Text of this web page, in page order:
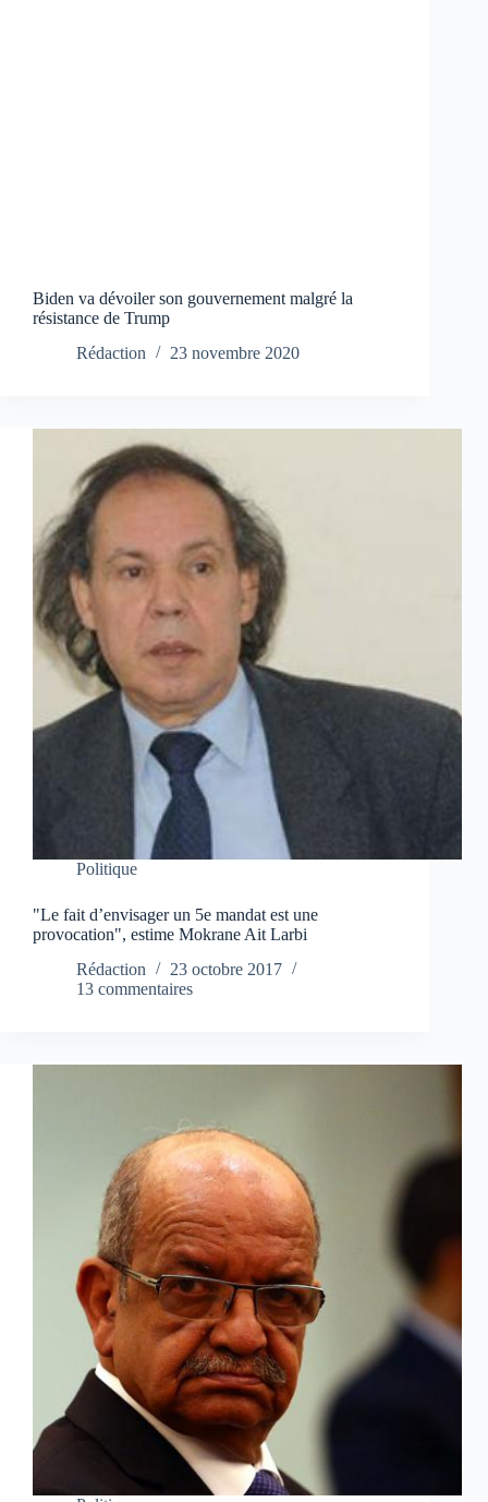
Biden va dévoiler son gouvernement malgré la
résistance de Trump
Rédaction
23 novembre 2020
Politique
"Le fait d’envisager un 5e mandat est une
provocation", estime Mokrane Ait Larbi
Rédaction
23 octobre 2017
13 commentaires